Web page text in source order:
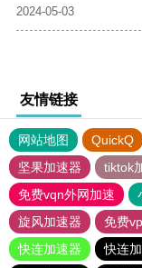
2024-05-03
友情链接
网站地图 QuickQ
坚果加速器
tiktok
免费vqn外网加速
旋风加速器
免费
快连加速器
快连